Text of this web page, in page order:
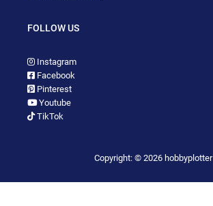
FOLLOW US
Instagram
Facebook
Pinterest
Youtube
TikTok
Copyright: © 2026 hobbyplotter